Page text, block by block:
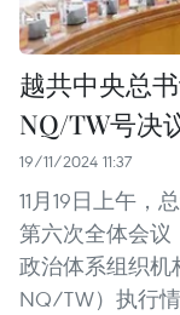
越共中央总
NQ/TW号决
19/11/2024 11:37
11月19日上午，
第六次全体会议
政治体系组织机
NQ/TW）执行